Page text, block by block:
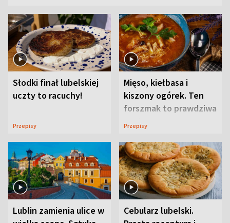
Słodki finał lubelskiej
uczty to racuchy!
Przepisy
Mięso, kiełbasa i
kiszony ogórek. Ten
forszmak to prawdziwa
uczta
Przepisy
Lublin zamienia ulice w
Cebularz lubelski.